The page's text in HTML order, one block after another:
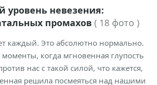
уровень невезения:
промахов ( 18 фото )
каждый. Это абсолютно нормально.
когда мгновенная глупость
нас с такой силой, что кажется,
решила посмеяться над нашими